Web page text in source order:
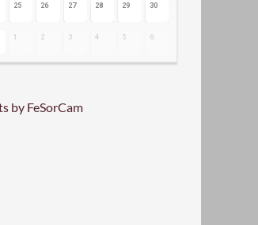
25 26 27 28 29 30
1 2 3 4 5 6
by FeSorCam